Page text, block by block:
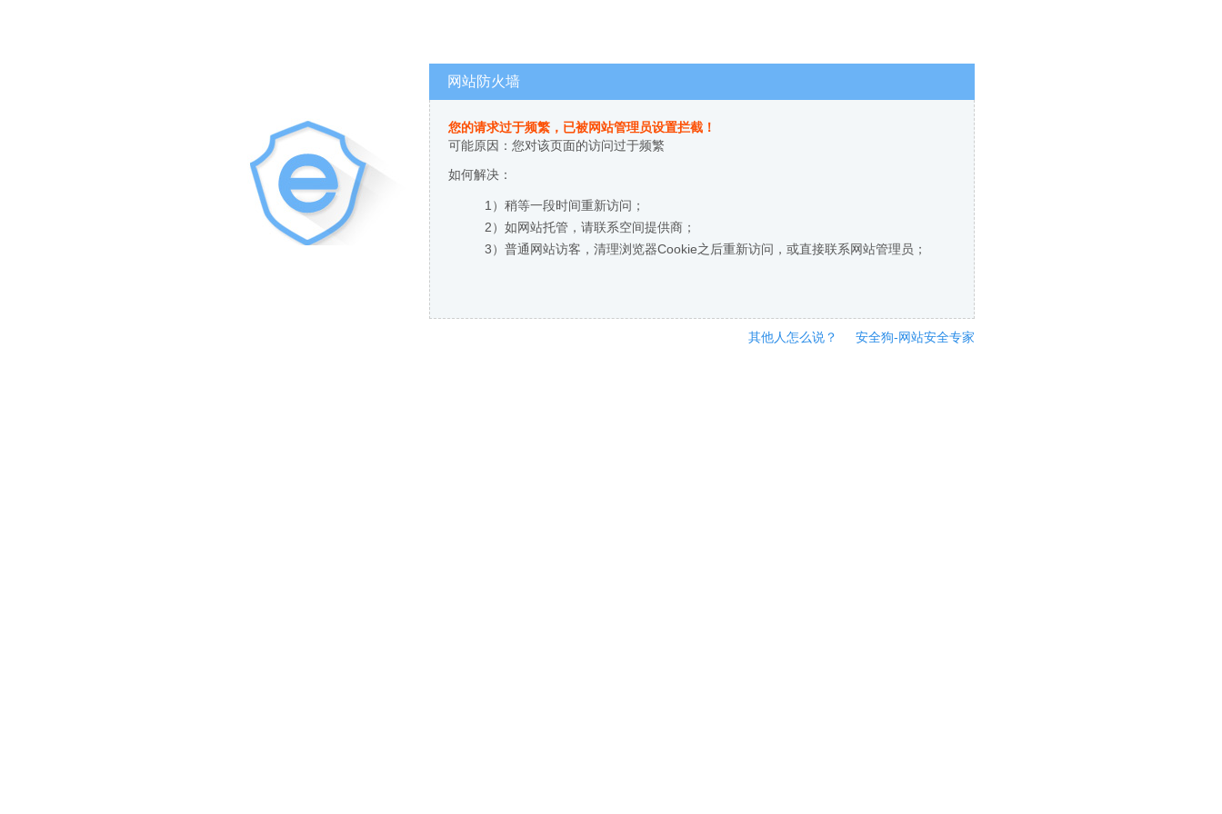
网站防火墙
您的请求过于频繁，已被网站管理员设置拦截！
可能原因：您对该页面的访问过于频繁
如何解决：
1）稍等一段时间重新访问；
2）如网站托管，请联系空间提供商；
3）普通网站访客，清理浏览器Cookie之后重新访问，或直接联系网站管理员；
其他人怎么说？ 安全狗-网站安全专家